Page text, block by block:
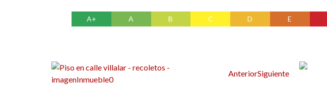
A+ A B C D E
AnteriorSiguiente